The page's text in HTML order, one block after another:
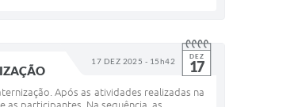
17 DEZ 2025 - 15h42 DEZ
17
Após as atividades realizadas na
participantes. Na sequência, as...